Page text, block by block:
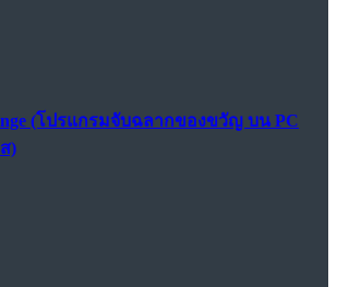
(โปรแกรมจับฉลากของขวัญ บน PC
)